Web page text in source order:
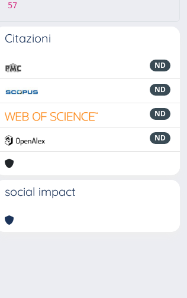
57
Citazioni
ND
ND
ND
ND
social impact